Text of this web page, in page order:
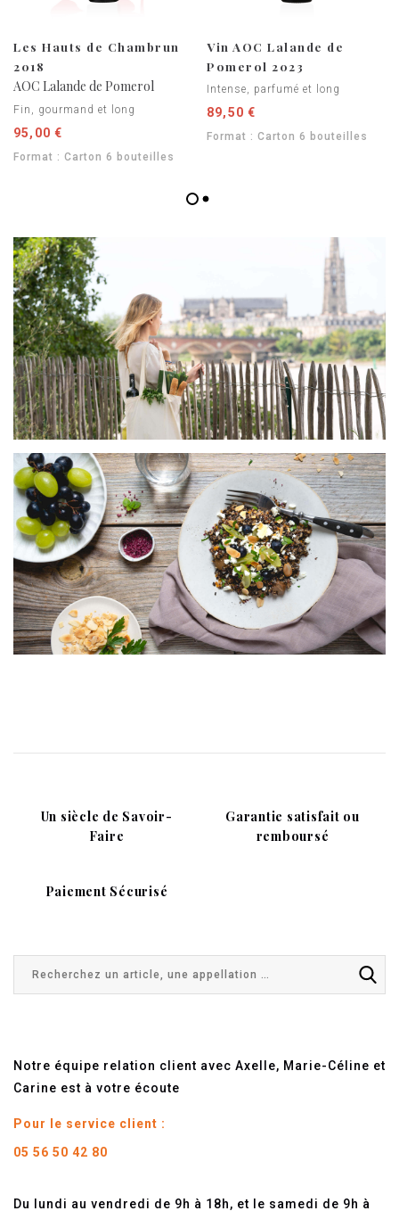
Les Hauts de Chambrun
2018
AOC Lalande de Pomerol
Fin, gourmand et long
95,00 €
Format : Carton 6 bouteilles
Vin AOC Lalande de
Pomerol 2023
Intense, parfumé et long
89,50 €
Format : Carton 6 bouteilles
Un siècle de Savoir-
Faire
Garantie satisfait ou
remboursé
Paiement Sécurisé
Notre équipe relation client avec Axelle, Marie-Céline et
Carine est à votre écoute
Pour le service client :
05 56 50 42 80
Du lundi au vendredi de 9h à 18h, et le samedi de 9h à